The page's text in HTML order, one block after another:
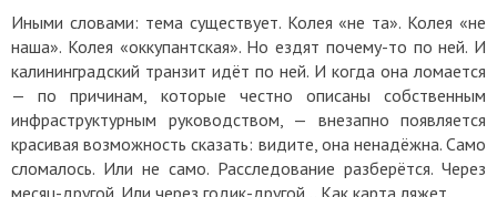
Иными словами: тема существует. Колея «не та». Колея «не
наша». Колея «оккупантская». Но ездят почему-то по ней. И
калининградский транзит идёт по ней. И когда она ломается
— по причинам, которые честно описаны собственным
инфраструктурным руководством, — внезапно появляется
красивая возможность сказать: видите, она ненадёжна. Само
сломалось. Или не само. Расследование разберётся. Через
месяц-другой. Или через годик-другой… Как карта ляжет.